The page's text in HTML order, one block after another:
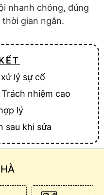
nhanh chóng, đúng
gian ngắn.
lý sự cố
nhiệm cao
lý
sau khi sửa